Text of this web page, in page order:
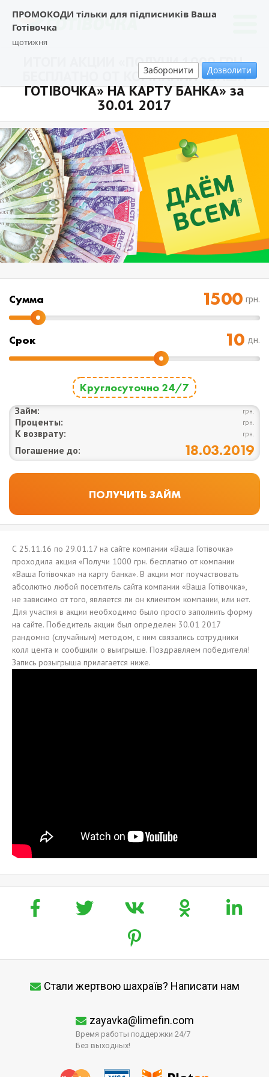
ПРОМОКОДИ тільки для підписників Ваша
Готівочка
щотижня
Заборонити Дозволити
ИТОГИ АКЦИИ «ПОЛУЧИ 1000 ГРН.
БЕСПЛАТНО ОТ КОМПАНИИ «ВАША
ГОТIВОЧКА» НА КАРТУ БАНКА» за
30.01 2017
Cумма грн.
Срок дн.
Круглосуточно 24/7
Займ: грн.
Проценты: грн.
К возврату: грн.
Погашение до: 18.03.2019
С 25.11.16 по 29.01.17 на сайте компании «Ваша Готівочка»
проходила акция «Получи 1000 грн. бесплатно от компании
«Ваша Готiвочка» на карту банка». В акции мог поучаствовать
абсолютно любой посетитель сайта компании «Ваша Готiвочка»,
не зависимо от того, является ли он клиентом компании, или нет.
Для участия в акции необходимо было просто заполнить форму
на сайте. Победитель акции был определен 30.01 2017
рандомно (случайным) методом, с ним связались сотрудники
колл цента и сообщили о выигрыше. Поздравляем победителя!
Запись розыгрыша прилагается ниже.
Стали жертвою шахраїв? Написати нам
zayavka@limefin.com
Время работы поддержки 24/7
Без выходных!